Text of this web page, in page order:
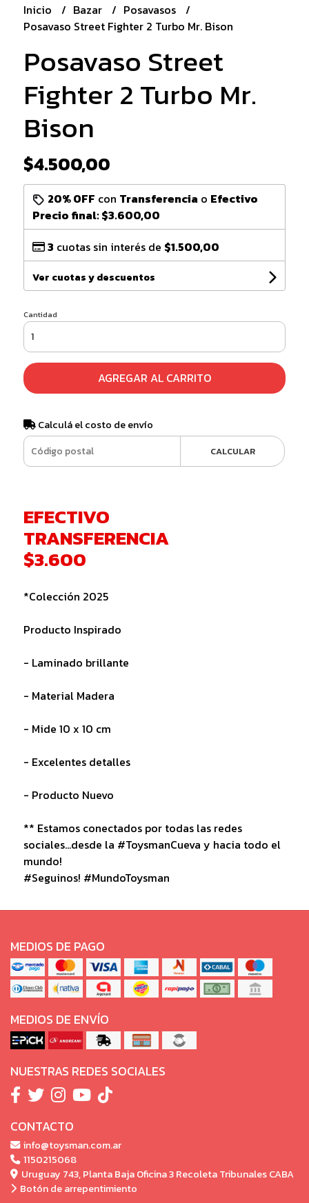
Inicio Bazar
Posavasos
Posavaso Street Fighter 2 Turbo Mr. Bison
Posavaso Street
Fighter 2 Turbo Mr.
Bison
$4.500,00
20% OFF con Transferencia o Efectivo
Precio final:$3.600,00
3 cuotas sin interés de $1.500,00
Ver cuotas y descuentos
Cantidad
AGREGAR AL CARRITO
Calculá el costo de envío
CALCULAR
EFECTIVO
TRANSFERENCIA
$3.600
*Colección 2025
Producto Inspirado
- Laminado brillante
- Material Madera
- Mide 10 x 10 cm
- Excelentes detalles
- Producto Nuevo
** Estamos conectados por todas las redes
sociales...desde la #ToysmanCueva y hacia todo el
mundo!
#Seguinos! #MundoToysman
MEDIOS DE PAGO
MEDIOS DE ENVÍO
NUESTRAS REDES SOCIALES
CONTACTO
info@toysman.com.ar
1150215068
Uruguay 743, Planta Baja Oficina 3 Recoleta Tribunales CABA
Botón de arrepentimiento